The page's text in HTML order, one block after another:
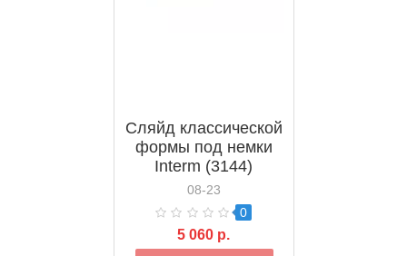
Сляйд классической
формы под немки
Interm (3144)
08-23
0
5 060 р.